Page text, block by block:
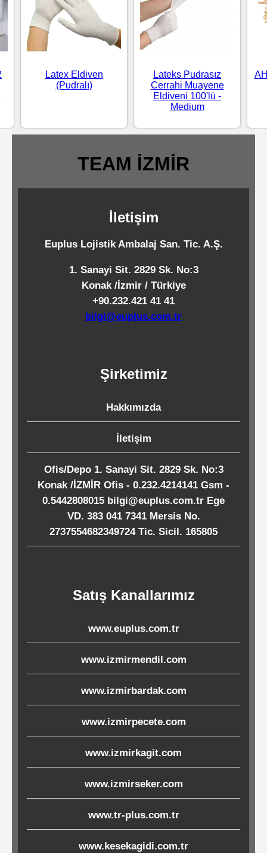
Standart
Islak
Mendiller
Pipetler
Ürünleri
Kimyasalları
Endüstriyel
Temizlik
Kağıtları
Endüstriyel
Tabaklar
Horeca
Endüstri
Ürünleri
Ürünler
Porselen-
Seramik
Cam
Buklet
Ürünler
Poşetler
&
Latex Eldiven
(Pudralı)
Lateks Pudrasız
Cerrahi Muayene
Eldiveni 100'lü -
Medium
TEAM İZMİR
İletişim
Euplus Lojistik Ambalaj San. Tic. A.Ş.
1. Sanayi Sit. 2829 Sk. No:3
Konak /İzmir / Türkiye
+90.232.421 41 41
bilgi@euplus.com.tr
Şirketimiz
Hakkımızda
İletişim
Ofis/Depo 1. Sanayi Sit. 2829 Sk. No:3
Konak /İZMİR Ofis - 0.232.4214141 Gsm -
0.5442808015 bilgi@euplus.com.tr Ege
VD. 383 041 7341 Mersis No.
2737554682349724 Tic. Sicil. 165805
Satış Kanallarımız
www.euplus.com.tr
www.izmirmendil.com
www.izmirbardak.com
www.izmirpecete.com
www.izmirkagit.com
www.izmirseker.com
www.tr-plus.com.tr
www.kesekagidi.com.tr